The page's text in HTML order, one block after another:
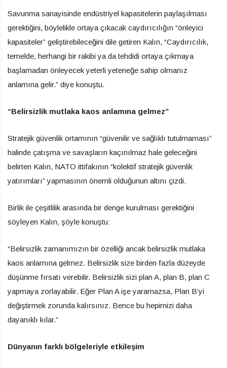
Savunma sanayisinde endüstriyel kapasitelerin paylaşılması
gerektiğini, böylelikle ortaya çıkacak caydırıcılığın “önleyici
kapasiteler” geliştirebileceğini dile getiren Kalın, “Caydırıcılık,
temelde, herhangi bir rakibi ya da tehdidi ortaya çıkmaya
başlamadan önleyecek yeterli yeteneğe sahip olmanız
anlamına gelir.” diye konuştu.
“Belirsizlik mutlaka kaos anlamına gelmez”
Stratejik güvenlik ortamının “güvenilir ve sağlıklı tutulmaması”
halinde çatışma ve savaşların kaçınılmaz hale geleceğini
belirten Kalın, NATO ittifakının “kolektif stratejik güvenlik
yatırımları” yapmasının önemli olduğunun altını çizdi.
Birlik ile çeşitlilik arasında bir denge kurulması gerektiğini
söyleyen Kalın, şöyle konuştu:
“Belirsizlik zamanımızın bir özelliği ancak belirsizlik mutlaka
kaos anlamına gelmez. Belirsizlik size birden fazla düzeyde
düşünme fırsatı verebilir. Belirsizlik sizi plan A, plan B, plan C
yapmaya zorlayabilir. Eğer Plan A işe yaramazsa, Plan B’yi
değiştirmek zorunda kalırsınız. Bence bu hepimizi daha
dayanıklı kılar.”
Dünyanın farklı bölgeleriyle etkileşim